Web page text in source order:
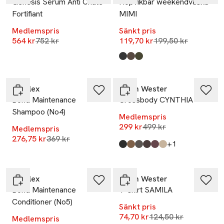
Fortifiant
Medlemspris
564 krLägsta pris 30 dagar
752 kr
MIMI
Sänkt pris
119,70 krLägsta pris 30
199,50 kr
Produkten finns i färgerna:
Black,
Brown,
Dk Khaki
Olaplex
Bond Maintenance
Shampoo (No4)
Medlemspris
276,75 krLägsta pris 30 dagar
369 kr
Carin Wester
Crossbody CYNTHIA
Medlemspris
299 krLägsta pris 30 dagar
499 kr
Produkten finns i färgerna:
Black,
Beige Faux Suede
Dk brown Plain
Brown Croco,
Burgundy,
Beige, +1
Olaplex
Bond Maintenance
Conditioner (No5)
Medlemspris
Carin Wester
T-shirt SAMILA
Sänkt pris
74,70 krLägsta pris 30 dagar
124,50 kr